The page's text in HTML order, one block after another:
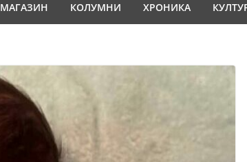
МАГАЗИН КОЛУМНИ ХРОНИКА